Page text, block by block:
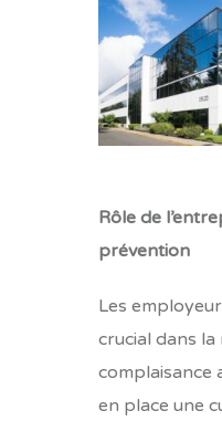
Rôle de
prévention
Les
crucial dans
complaisance
en place une